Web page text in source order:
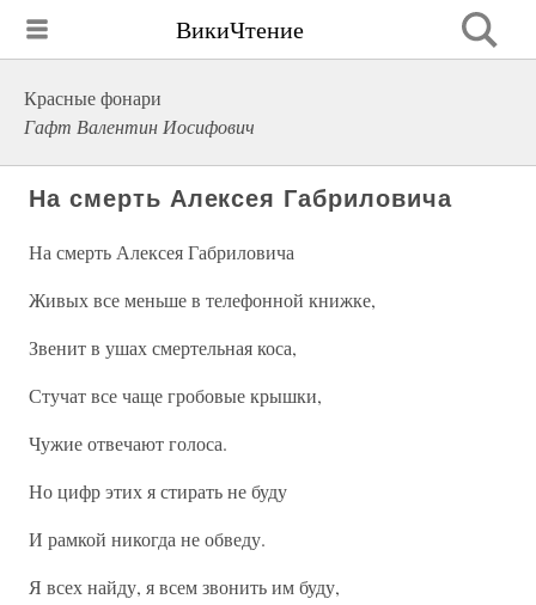
ВикиЧтение
Красные фонари
Гафт Валентин Иосифович
На смерть Алексея Габриловича
На смерть Алексея Габриловича
Живых все меньше в телефонной книжке,
Звенит в ушах смертельная коса,
Стучат все чаще гробовые крышки,
Чужие отвечают голоса.
Но цифр этих я стирать не буду
И рамкой никогда не обведу.
Я всех найду, я всем звонить им буду,